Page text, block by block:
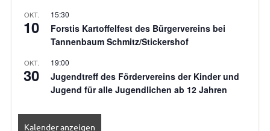
OKT.
10
15:30
Forstis Kartoffelfest des Bürgervereins bei
Tannenbaum Schmitz/Stickershof
OKT.
30
19:00
Jugendtreff des Fördervereins der Kinder und
Jugend für alle Jugendlichen ab 12 Jahren
Kalender anzeigen